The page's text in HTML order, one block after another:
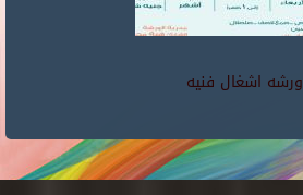
ورشه اشغال فنيه